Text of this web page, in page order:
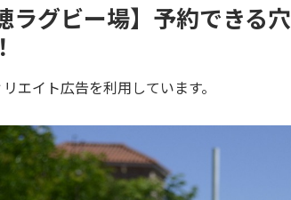
ラグビー場】予約できる
エイト広告を利用しています。